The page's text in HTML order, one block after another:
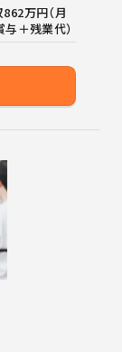
万円（月
＋残業代）